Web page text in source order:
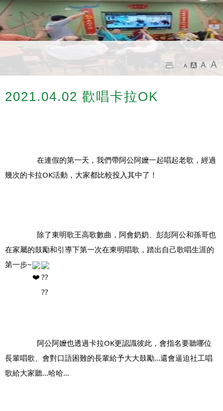
2021.04.02 歡唱卡拉OK
幾次的卡拉OK活動，大家都比較投入其中了！
在家屬的鼓勵和引導下第一次在東明唱歌，踏出自己歌唱生涯的
第一步~
長輩唱歌、會對口語困難的長輩給予大大鼓勵...還會逼迫社工唱
歌給大家聽...哈哈...